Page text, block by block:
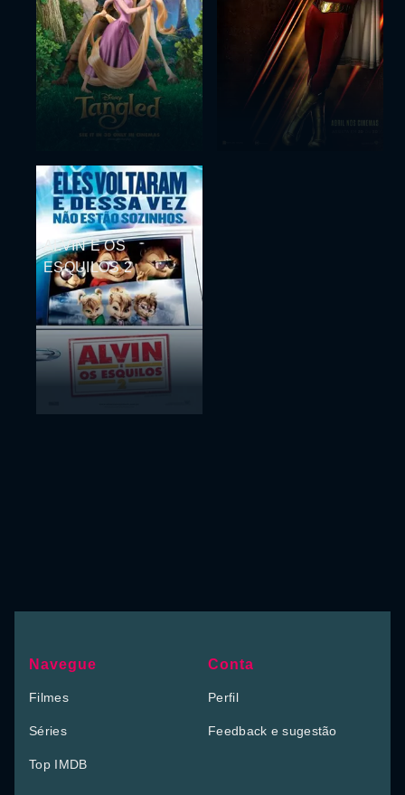
ALVIN E OS
ESQUILOS 2
Navegue
Filmes
Séries
Top IMDB
Conta
Perfil
Feedback e sugestão